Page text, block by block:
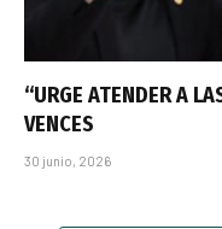
“URGE ATENDER A
VENCES
30 junio, 2026